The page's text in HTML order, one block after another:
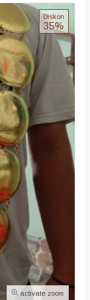
activate zoom
Diskon
35%